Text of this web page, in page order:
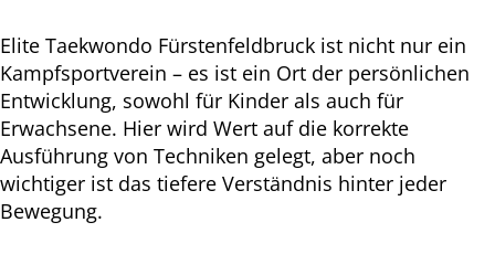
Elite Taekwondo Fürstenfeldbruck ist nicht nur ein
Kampfsportverein – es ist ein Ort der persönlichen
Entwicklung, sowohl für Kinder als auch für
Erwachsene. Hier wird Wert auf die korrekte
Ausführung von Techniken gelegt, aber noch
wichtiger ist das tiefere Verständnis hinter jeder
Bewegung.